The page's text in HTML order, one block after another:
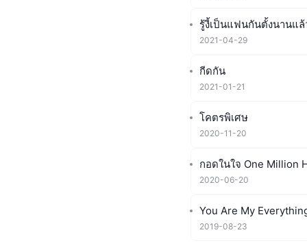
รู้งี้เป็นแฟนกันตั้งนานแล้
2021-04-29
กีดกัน
2021-01-21
โคตรพิเศษ
2020-11-20
กอดในใจ One Million
2020-06-20
You Are My
2019-08-23